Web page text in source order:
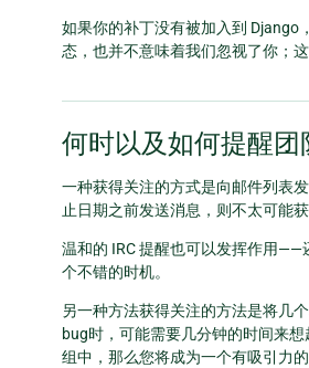
如果你的补丁没有被加入到
态，也并不意味着我们忽视了你；
何时以及如何提醒团
一种获得关注的方式是向邮件列表
止日期之前发送消息，则不太可能
温和的 IRC 提醒也可以发挥作用——
个不错的时机。
另一种方法获得关注的方法是将几
bug时，可能需要几分钟的时间来
组中，那么您将成为一个有吸引力